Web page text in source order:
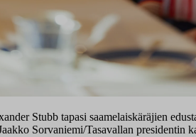
Stubb tapasi saamelaiskäräjien
Sorvaniemi/Tasavallan presidentin